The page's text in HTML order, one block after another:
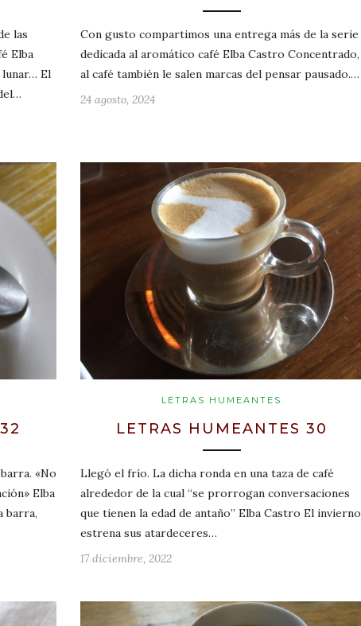
las
Elba
lunar… El
Con gusto compartimos una entrega más de la serie
dedicada al aromático café Elba Castro Concentrado,
al café también le salen marcas del pensar pausado.…
24 agosto, 2024
«No
Elba
barra,
LETRAS HUMEANTES
LETRAS HUMEANTES 30
Llegó el frío. La dicha ronda en una taza de café
alrededor de la cual “se prorrogan conversaciones
que tienen la edad de antaño” Elba Castro El invierno
estrena sus atardeceres…
17 diciembre, 2022